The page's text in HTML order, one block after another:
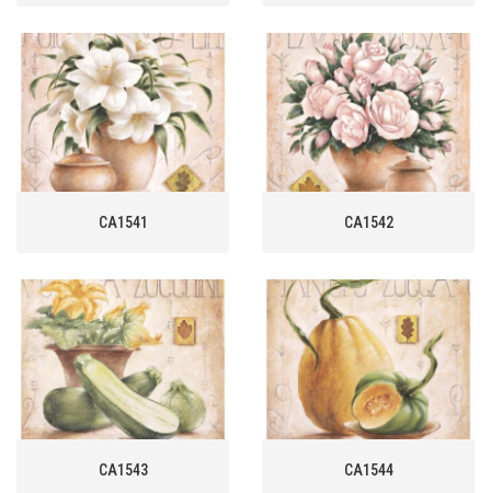
CA1541 CA1542
CA1543 CA1544